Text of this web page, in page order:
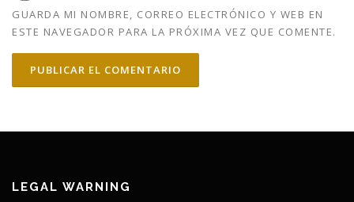
GUARDA MI NOMBRE, CORREO ELECTRÓNICO Y WEB EN
ESTE NAVEGADOR PARA LA PRÓXIMA VEZ QUE COMENTE.
LEGAL WARNING